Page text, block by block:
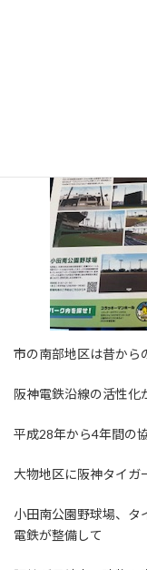
市の南部地区は昔から
阪神電鉄沿線の活性化
平成28年から4年間の
大物地区に阪神タイガ
小田南公園野球場、タ
電鉄が整備して